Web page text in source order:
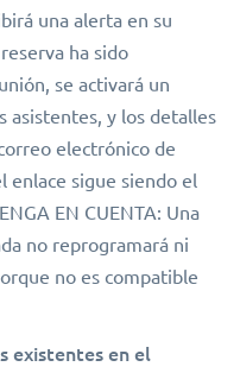
una alerta en su
ha sido
se activará un
asistentes, y los detalles
electrónico de
enlace sigue siendo el
EN CUENTA: Una
no reprogramará ni
no es compatible
existentes en el